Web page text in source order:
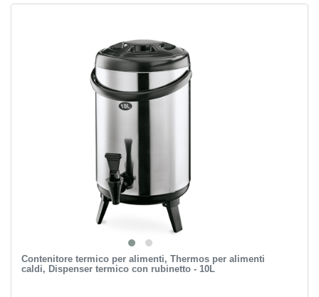
Contenitore termico per alimenti, Thermos per alimenti
caldi, Dispenser termico con rubinetto - 10L